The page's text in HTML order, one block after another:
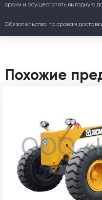
сроки и осуществлять выгодную
Обязательства по срокам
Похожие